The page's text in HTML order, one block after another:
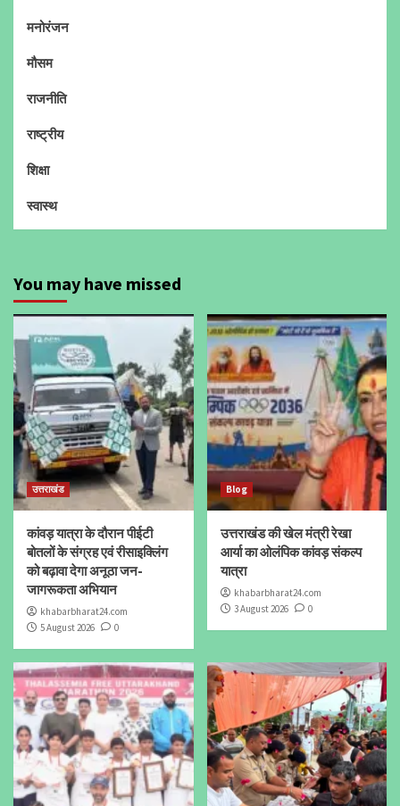
मनोरंजन
मौसम
राजनीति
राष्ट्रीय
शिक्षा
स्वास्थ
You may have missed
उत्तराखंड
कांवड़ यात्रा के दौरान पीईटी
बोतलों के संग्रह एवं रीसाइक्लिंग
को बढ़ावा देगा अनूठा जन-
जागरूकता अभियान
khabarbharat24.com
5 August 2026
0
Blog
उत्तराखंड की खेल मंत्री रेखा
आर्या का ओलंपिक कांवड़ संकल्प
यात्रा
khabarbharat24.com
3 August 2026
0